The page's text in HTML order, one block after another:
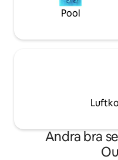
Pool
Andra bra